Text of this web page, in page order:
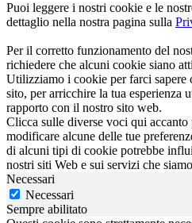
Puoi leggere i nostri cookie e le
dettaglio nella nostra pagina sulla
Per il corretto funzionamento del
richiedere che alcuni cookie siano
Utilizziamo i cookie per farci sapere
sito, per arricchire la tua esperienza
rapporto con il nostro sito web.
Clicca sulle diverse voci qui
modificare alcune delle tue
di alcuni tipi di cookie potrebbe
nostri siti Web e sui servizi che
Necessari
Necessari
Sempre abilitato